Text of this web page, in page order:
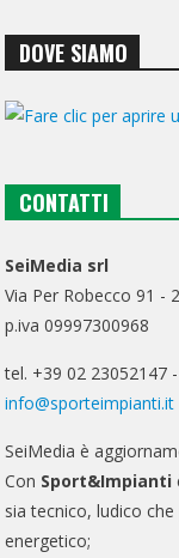
DOVE SIAMO
CONTATTI
SeiMedia srl
Via Per Robecco 91 -
p.iva 09997300968
tel. +39 02 23052147
info@sporteimpianti.it
SeiMedia è
Con Sport&Impianti
sia tecnico, ludico
energetico;